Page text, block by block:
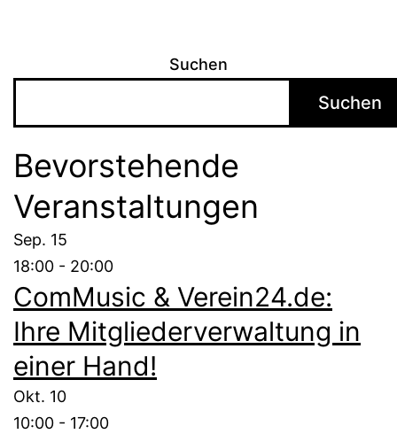
Suchen
Suchen
Bevorstehende
Veranstaltungen
Sep. 15
18:00 - 20:00
ComMusic & Verein24.de:
Ihre Mitgliederverwaltung in
einer Hand!
Okt. 10
10:00 - 17:00